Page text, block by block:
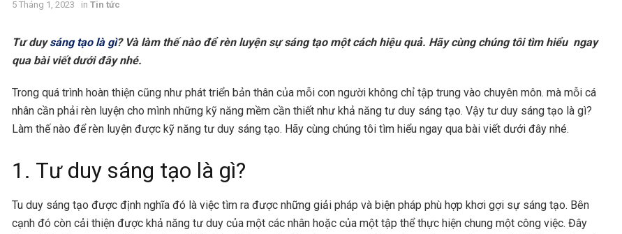
5 Tháng 1, 2023 in Tin tức
Tư duysáng tạo là gì? Và làm thế nào để rèn luyện sự sáng tạo một cách hiệu quả. Hãy cùng chúng tôi tìm hiểu ngay
qua bài viết dưới đây nhé.
Trong quá trình hoàn thiện cũng như phát triển bản thân của mỗi con người không chỉ tập trung vào chuyên môn. mà mỗi cá
nhân cần phải rèn luyện cho mình những kỹ năng mềm cần thiết như khả năng tư duy sáng tạo. Vậy tư duy sáng tạo là gì?
Làm thế nào để rèn luyện được kỹ năng tư duy sáng tạo. Hãy cùng chúng tôi tìm hiểu ngay qua bài viết dưới đây nhé.
1. Tư duy sáng tạo là gì?
Tu duy sáng tạo được định nghĩa đó là việc tìm ra được những giải pháp và biện pháp phù hợp khơi gợi sự sáng tạo. Bên
cạnh đó còn cải thiện được khả năng tư duy của một các nhân hoặc của một tập thể thực hiện chung một công việc. Đây